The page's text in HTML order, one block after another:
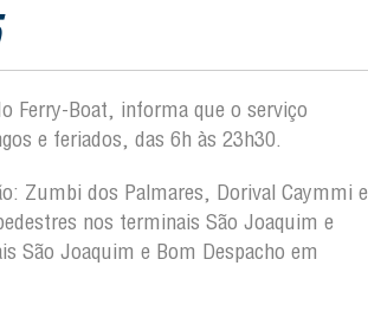
Ferry-Boat, informa que o serviço
e feriados, das 6h às 23h30.
Zumbi dos Palmares, Dorival Caymmi e
nos terminais São Joaquim e
São Joaquim e Bom Despacho em